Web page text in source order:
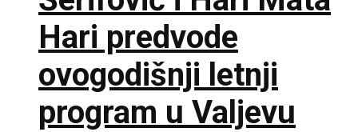
Hari predvode
ovogodišnji letnji
program u Valjevu